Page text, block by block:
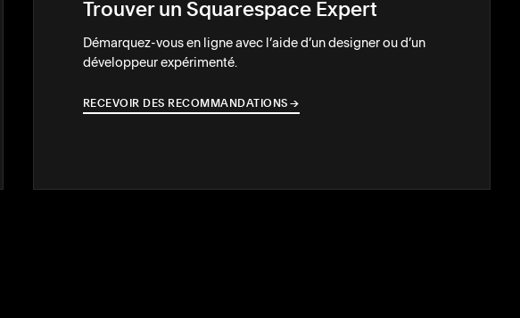
Trouver un Squarespace Expert
Démarquez-vous en ligne avec l’aide d’un designer ou d’un
développeur expérimenté.
RECEVOIR DES RECOMMANDATIONS →
→